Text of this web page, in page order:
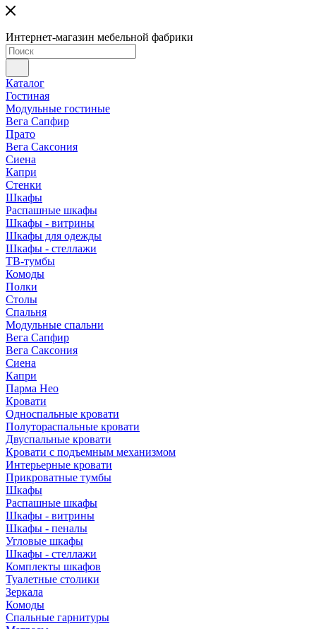
Интернет-магазин мебельной фабрики
Каталог
Гостиная
Модульные гостиные
Вега Сапфир
Прато
Вега Саксония
Сиена
Капри
Стенки
Шкафы
Распашные шкафы
Шкафы - витрины
Шкафы для одежды
Шкафы - стеллажи
ТВ-тумбы
Комоды
Полки
Столы
Спальня
Модульные спальни
Вега Сапфир
Вега Саксония
Сиена
Капри
Парма Нео
Кровати
Односпальные кровати
Полутораспальные кровати
Двуспальные кровати
Кровати с подъемным механизмом
Интерьерные кровати
Прикроватные тумбы
Шкафы
Распашные шкафы
Шкафы - витрины
Шкафы - пеналы
Угловые шкафы
Шкафы - стеллажи
Комплекты шкафов
Туалетные столики
Зеркала
Комоды
Спальные гарнитуры